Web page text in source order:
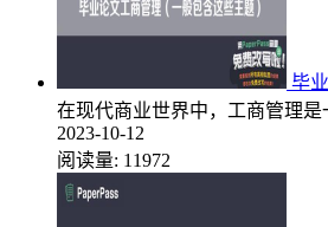
毕
在现代商业世界中，工商管理
2023-10-12
阅读量: 11972